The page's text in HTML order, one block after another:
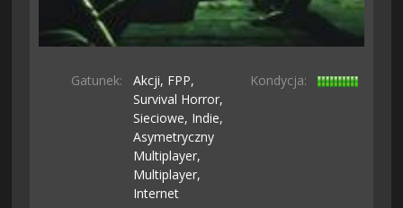
Gatunek: Akcji, FPP,
Survival Horror,
Sieciowe, Indie,
Asymetryczny
Multiplayer,
Multiplayer,
Internet
Kondycja: